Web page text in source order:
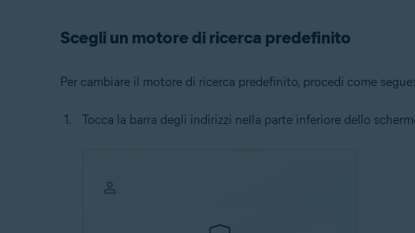
Scegli un motore di ricerca predefinito
Per cambiare il motore di ricerca predefinito, procedi come segue:
Tocca la barra degli indirizzi nella parte inferiore dello